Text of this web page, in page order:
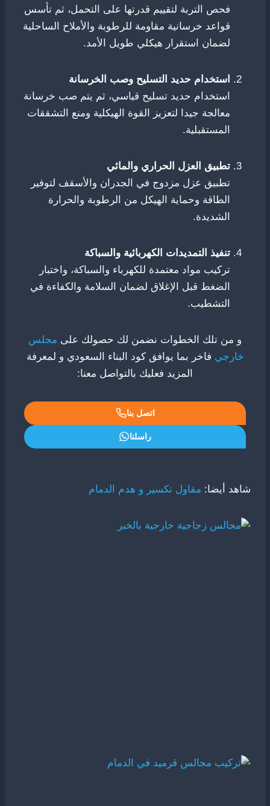
فحص التربة لتقييم قدرتها على التحمل، ثم تأسس
قواعد خرسانية مقاومة للرطوبة والأملاح الساحلية
لضمان استقرار هيكلي طويل الأمد.
استخدام حديد التسليح وصب الخرسانة
استخدام حديد تسليح قياسي، ثم يتم صب خرسانة
معالجة جيدا لتعزيز القوة الهيكلية ومنع التشققات
المستقبلية.
تطبيق العزل الحراري والمائي
تطبيق عزل مزدوج في الجدران والأسقف لتوفير
الطاقة وحماية الهيكل من الرطوبة والحرارة
الشديدة.
تنفيذ التمديدات الكهربائية والسباكة
تركيب مواد معتمدة للكهرباء والسباكة، واختبار
الضغط قبل الإغلاق لضمان السلامة والكفاءة في
التشطيب.
و من تلك الخطوات نضمن لك حصولك على مجلس
خارجي فاخر بما يوافق كود البناء السعودي و لمعرفة
المزيد فعليك بالتواصل معنا:
اتصل بنا
راسلنا
شاهد أيضا: مقاول تكسير و هدم الدمام